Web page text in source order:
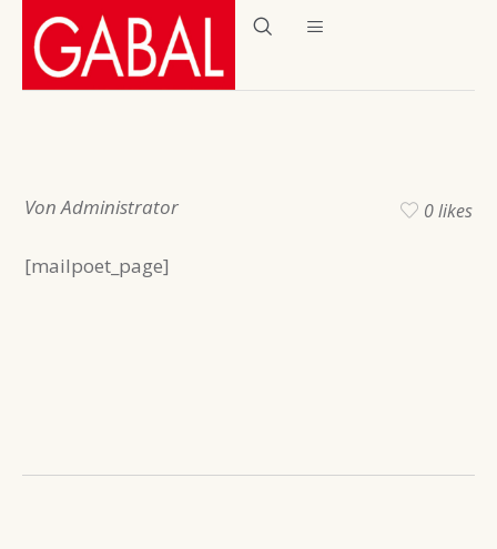
Von Administrator 0 likes
[mailpoet_page]